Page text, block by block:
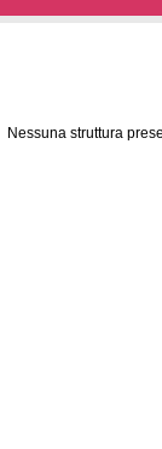
Nessuna struttura